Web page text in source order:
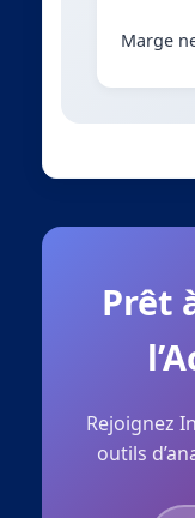
Marge
Prêt
Rejoignez
outils